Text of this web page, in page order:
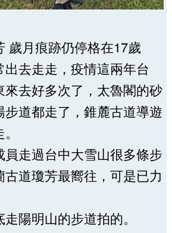
歲月痕跡仍停格在17歲
去走走，疫情這兩年台
來去好多次了，太魯閣的砂
道都走了，錐麓古道導遊
走過台中大雪山很多條步
道瓊芳最嚮往，可是已力
陽明山的步道拍的。